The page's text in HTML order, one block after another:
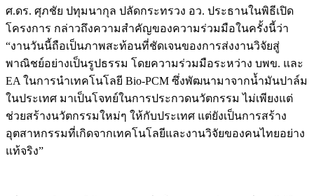
ศ.ดร. ศุภชัย ปทุมนากุล ปลัดกระทรวง อว. ประธานในพิธีเปิด
โครงการ กล่าวถึงความสำคัญของความร่วมมือในครั้งนี้ว่า
“งานวันนี้ถือเป็นภาพสะท้อนที่ชัดเจนของการส่งงานวิจัยสู่
พาณิชย์อย่างเป็นรูปธรรม โดยความร่วมมือระหว่าง บพข. และ
EA ในการนำเทคโนโลยี Bio-PCM ซึ่งพัฒนามาจากน้ำมันปาล์ม
ในประเทศ มาเป็นโจทย์ในการประกวดนวัตกรรม ไม่เพียงแต่
ช่วยสร้างนวัตกรรมใหม่ๆ ให้กับประเทศ แต่ยังเป็นการสร้าง
อุตสาหกรรมที่เกิดจากเทคโนโลยีและงานวิจัยของคนไทยอย่าง
แท้จริง”